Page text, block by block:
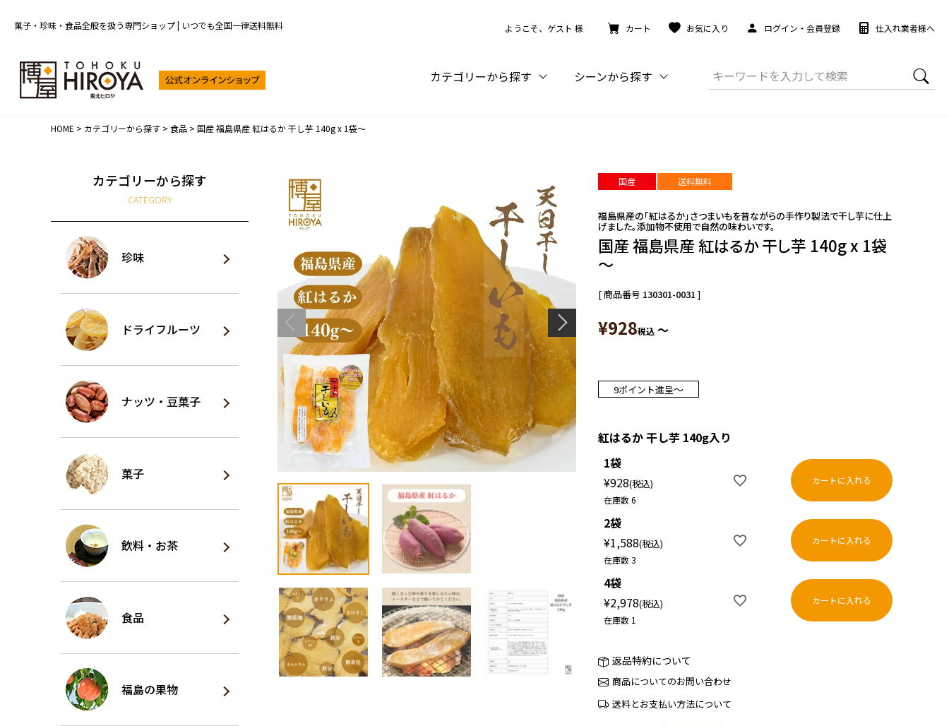
菓子・珍味・食品全般を扱う専門ショップ | いつでも全国一律送料無料 ようこそ、 ゲスト 様 カート お気に入り ログイン・会員登録 仕入れ業者様へ
カテゴリーから探す シーンから探す
HOME カテゴリーから探す 食品 国産 福島県産 紅はるか 干し芋 140g x 1袋～
カテゴリーから探す
CATEGORY
珍味
ドライフルーツ
ナッツ・ 豆菓子
菓子
飲料・ お茶
食品
福島の果物
国産 送料無料
福島県産の「紅はるか」さつまいもを昔ながらの手作り製法で干し芋に仕上
げました。添加物不使用で自然の味わいです。
国産 福島県産 紅はるか 干し芋 140g x 1袋
～
商品番号 130301-0031
¥928税込 〜
9ポイント進呈〜
紅はるか 干し芋 140g入り
1袋
¥928 税込
在庫数6
カートに入れる
2袋
¥1,588 税込
在庫数3
カートに入れる
4袋
¥2,978 税込
在庫数 1
カートに入れる
返品特約について
商品についてのお問い合わせ
送料とお支払い方法について